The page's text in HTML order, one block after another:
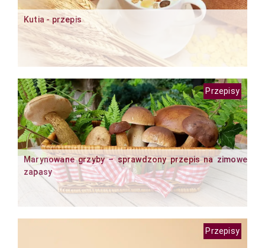
Kutia - przepis
Marynowane grzyby – sprawdzony przepis na zimowe
zapasy
Przepisy
Przepisy